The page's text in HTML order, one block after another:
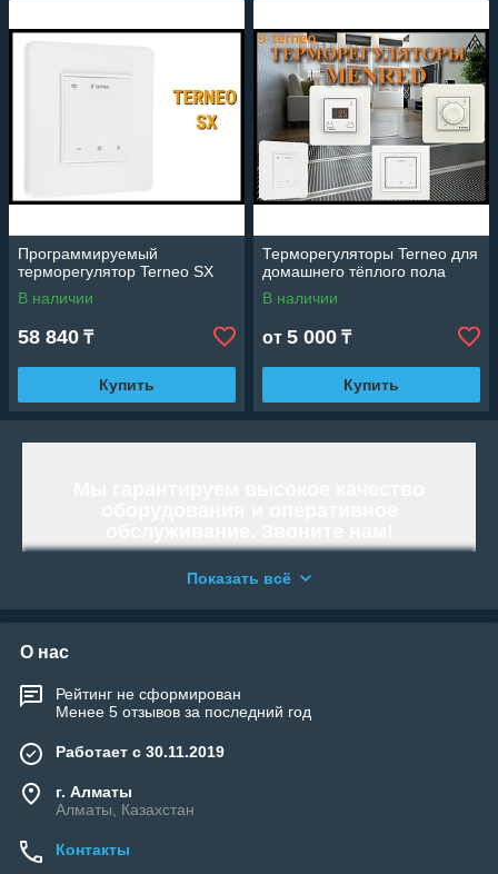
Программируемый
терморегулятор Terneo SX
В наличии
58 840 ₸
Купить
Терморегуляторы Terneo для
домашнего тёплого пола
В наличии
от 5 000 ₸
Купить
по всей территории Республики
Показать всё
О нас
Рейтинг не сформирован
Менее 5 отзывов за последний год
Работает с 30.11.2019
г. Алматы
Алматы, Казахстан
Контакты